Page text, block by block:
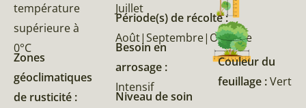
température
supérieure à
0°C
Zones
géoclimatiques
de rusticité :
Juillet
Période(s) de récolte :
Août|Septembre|Octobre
Besoin en
arrosage :
Intensif
Niveau de soin
Couleur du
feuillage :Vert